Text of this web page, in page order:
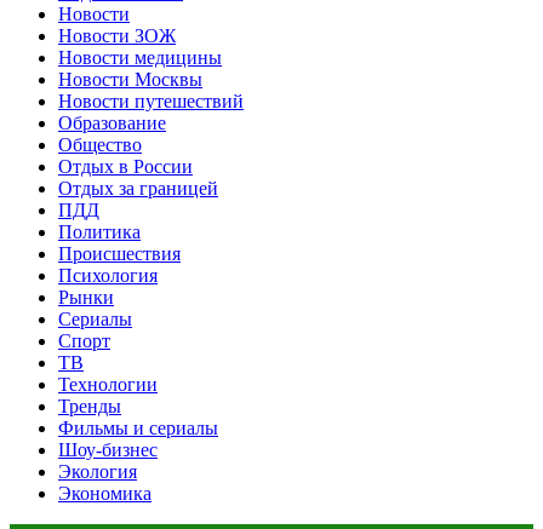
Новости
Новости ЗОЖ
Новости медицины
Новости Москвы
Новости путешествий
Образование
Общество
Отдых в России
Отдых за границей
ПДД
Политика
Происшествия
Психология
Рынки
Сериалы
Спорт
ТВ
Технологии
Тренды
Фильмы и сериалы
Шоу-бизнес
Экология
Экономика